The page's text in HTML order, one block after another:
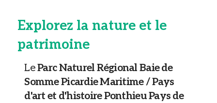
Explorez la nature et le
patrimoine
LeParc Naturel Régional Baie de
Somme Picardie Maritime / Pays
d'art et d'histoire Ponthieu Pays de